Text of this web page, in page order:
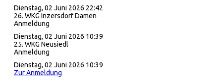
Dienstag, 02 Juni 2026 22:42
26. WKG Inzersdorf Damen
Anmeldung
Dienstag, 02 Juni 2026 10:39
25. WKG Neusiedl
Anmeldung
Dienstag, 02 Juni 2026 10:39
Zur Anmeldung